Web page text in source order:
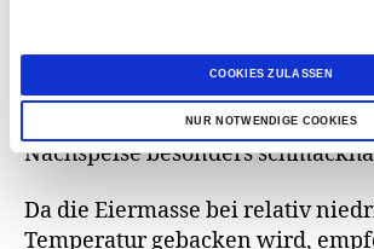
u
COOKIES ZULASSEN
NUR NOTWENDIGE COOKIES
Falls du die Crème Caramel in
Förmchen zubereitet hast,
Servieren jedes Förmchen auf
stürzen. Durch das flüssige
Nachspeise besonders
Da die Eiermasse bei relativ
Temperatur gebacken wird,